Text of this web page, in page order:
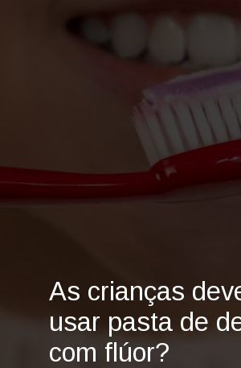
As crianças
usar pasta de
com flúor?